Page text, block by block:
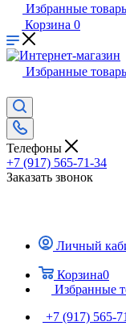
Избранные
Корзина 0
Избранные
Телефоны
+7 (917) 565-71-34
Заказать звонок
Личный
Корзина0
Избранные
+7 (917) 565-